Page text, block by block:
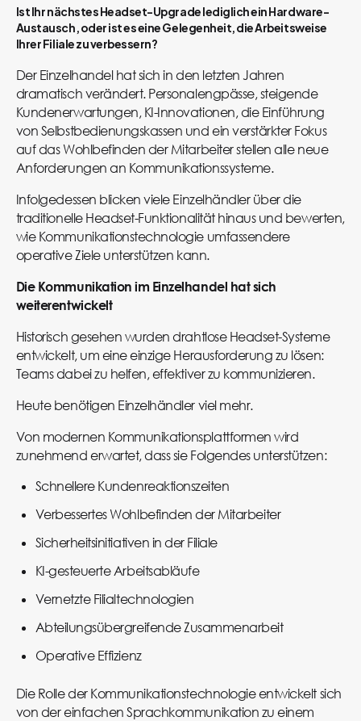
Ist Ihr nächstes Headset-Upgrade lediglich ein Hardware-
Austausch, oder ist es eine Gelegenheit, die Arbeitsweise
Ihrer Filiale zu verbessern?
Der Einzelhandel hat sich in den letzten Jahren
dramatisch verändert. Personalengpässe, steigende
Kundenerwartungen, KI-Innovationen, die Einführung
von Selbstbedienungskassen und ein verstärkter Fokus
auf das Wohlbefinden der Mitarbeiter stellen alle neue
Anforderungen an Kommunikationssysteme.
Infolgedessen blicken viele Einzelhändler über die
traditionelle Headset-Funktionalität hinaus und bewerten,
wie Kommunikationstechnologie umfassendere
operative Ziele unterstützen kann.
Die Kommunikation im Einzelhandel hat sich
weiterentwickelt
Historisch gesehen wurden drahtlose Headset-Systeme
entwickelt, um eine einzige Herausforderung zu lösen:
Teams dabei zu helfen, effektiver zu kommunizieren.
Heute benötigen Einzelhändler viel mehr.
Von modernen Kommunikationsplattformen wird
zunehmend erwartet, dass sie Folgendes unterstützen:
Schnellere Kundenreaktionszeiten
Verbessertes Wohlbefinden der Mitarbeiter
Sicherheitsinitiativen in der Filiale
KI-gesteuerte Arbeitsabläufe
Vernetzte Filialtechnologien
Abteilungsübergreifende Zusammenarbeit
Operative Effizienz
Die Rolle der Kommunikationstechnologie entwickelt sich
von der einfachen Sprachkommunikation zu einem